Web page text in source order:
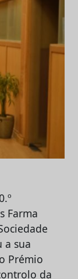
Farma
a sua
Prémio
da